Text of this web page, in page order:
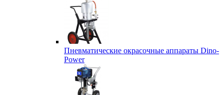
Пневматические окрасочные аппараты Dino-
Power